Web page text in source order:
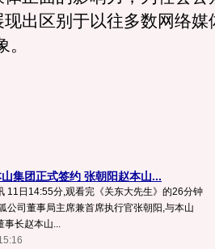
出区别于以往多数网络媒
集团正式签约 张朝阳赵本山...
11日14:55分,观看完《关东大先生》的26分钟
公司董事局主席兼首席执行官张朝阳,与本山
事长赵本山...